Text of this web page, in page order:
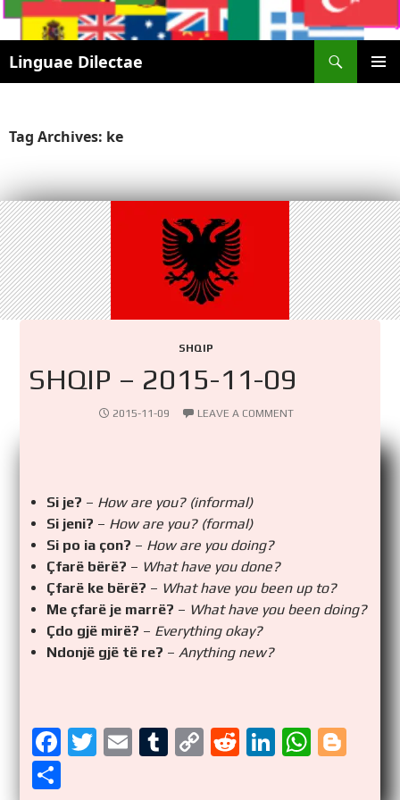
Linguae Dilectae
SKIP
Tag Archives: ke
SHQIP
SHQIP – 2015-11-09
2015-11-09 LEAVE A COMMENT
Si je? – How are you? (informal)
Si jeni? – How are you? (formal)
Si po ia çon? – How are you doing?
Çfarë bërë? – What have you done?
Çfarë ke bërë? – What have you been up to?
Me çfarë je marrë? – What have you been doing?
Çdo gjë mirë? – Everything okay?
Ndonjë gjë të re? –Anything new?
F
T
E
T
C
R
Li
W